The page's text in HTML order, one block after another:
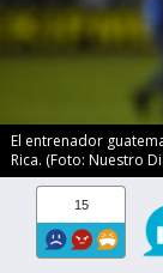
El entrenador
Rica. (Foto: Nuestro
15